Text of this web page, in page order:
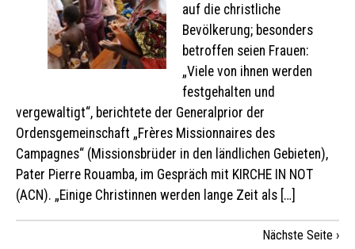
auf die christliche
Bevölkerung; besonders
betroffen seien Frauen:
„Viele von ihnen werden
festgehalten und
vergewaltigt“, berichtete der Generalprior der
Ordensgemeinschaft „Frères Missionnaires des
Campagnes“ (Missionsbrüder in den ländlichen Gebieten),
Pater Pierre Rouamba, im Gespräch mit KIRCHE IN NOT
(ACN). „Einige Christinnen werden lange Zeit als […]
Nächste Seite ›